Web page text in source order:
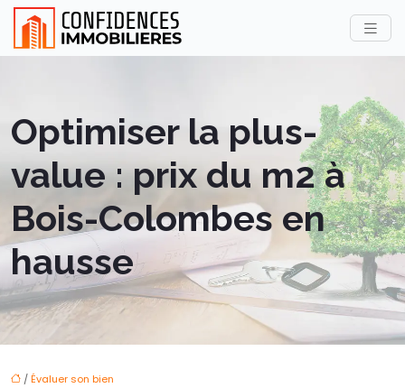
Optimiser la plus-
value : prix du m2 à
Bois-Colombes en
hausse
/ Évaluer son bien